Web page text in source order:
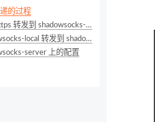
的过程
转发到 shadowsocks-local 的配置
local 转发到 shadowsocks-server 的配置
server 上的配置